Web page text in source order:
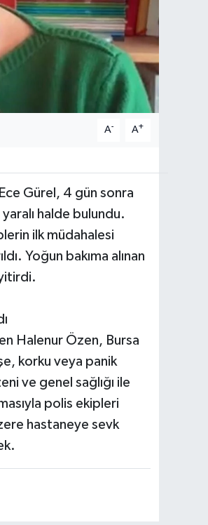
A- A+
Gürel, 4 gün sonra
halde bulundu.
ilk müdahalesi
Yoğun bakıma alınan
Halenur Özen, Bursa
korku veya panik
ve genel sağlığı ile
polis ekipleri
hastaneye sevk